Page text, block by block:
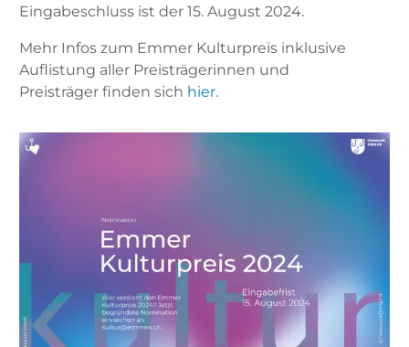
Eingabeschluss ist der 15. August 2024.
Mehr Infos zum Emmer Kulturpreis inklusive
Auflistung aller Preisträgerinnen und
Preisträger finden sich hier.